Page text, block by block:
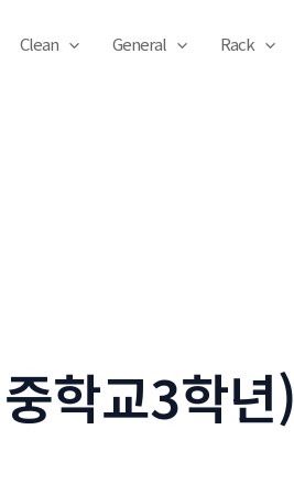
Clean General Rack
학교3학년)